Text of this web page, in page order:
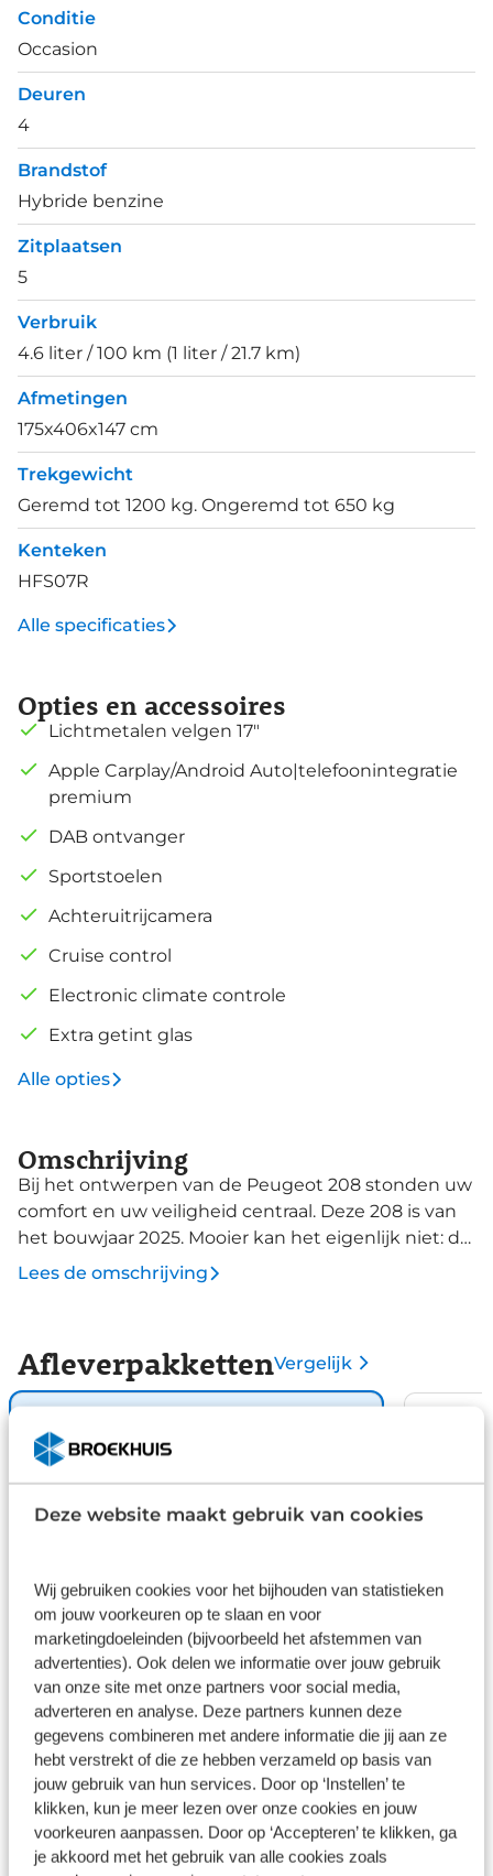
Deze website maakt gebruik van cookies
Wij gebruiken cookies voor het bijhouden van statistieken
om jouw voorkeuren op te slaan en voor
marketingdoeleinden (bijvoorbeeld het afstemmen van
advertenties). Ook delen we informatie over jouw gebruik
van onze site met onze partners voor social media,
adverteren en analyse. Deze partners kunnen deze
gegevens combineren met andere informatie die jij aan ze
hebt verstrekt of die ze hebben verzameld op basis van
jouw gebruik van hun services. Door op ‘Instellen’ te
klikken, kun je meer lezen over onze cookies en jouw
voorkeuren aanpassen. Door op ‘Accepteren’ te klikken, ga
je akkoord met het gebruik van alle cookies zoals
Conditie
Occasion
Deuren
4
Brandstof
Hybride benzine
Zitplaatsen
5
Verbruik
4.6 liter / 100 km (1 liter / 21.7 km)
Afmetingen
175x406x147 cm
Trekgewicht
Geremd tot 1200 kg. Ongeremd tot 650 kg
Kenteken
HFS07R
Alle specificaties
Opties en accessoires
Lichtmetalen velgen 17"
Apple Carplay/Android Auto|telefoonintegratie
premium
DAB ontvanger
Sportstoelen
Achteruitrijcamera
Cruise control
Electronic climate controle
Extra getint glas
Alle opties
Omschrijving
Bij het ontwerpen van de Peugeot 208 stonden uw
comfort en uw veiligheid centraal. Deze 208 is van
het bouwjaar 2025. Mooier kan het eigenlijk niet: de
combi van elektromotor en verbrandingsmotor.
inch lichtmetalen velgen, Full LED koplampen,
trailer assistent, extra getint glas, in delen
Praktisch, helder en uitermate handig is het digitale
Omdat u nou eenmaal geen ogen in uw
achterhoofd heeft, is het altijd lastig om achteruit
achteruitrijcamera lost dat probleem op. Natuurlijk
is er ook electronic climate control aanwezig. Laat u
niet afleiden door gerommel aan de audioknoppen.
De audiobediening op het stuur zorgt dat u altijd
geconcentreerd blijft. Voor een storingvrije radio-
ontvangst zorgt de ingebouwde DAB-ontvanger.
De uitrusting van deze Peugeot is met
regensensor, cruise control, sportstuurwiel, keyless
entry en automatisch dimmende binnenspiegel
behoorlijk compleet. Geavanceerde systemen
kunnen tijdens de rit bepaalde taken van u
Lees de omschrijving
AfleverpakkettenVergelijk
Basis
Inbegrepen
Dit pakket is standaard inbegrepen. We
wat u kunt verwachten.
Gekozen Inhoud
Wat klanten over ons zeggen